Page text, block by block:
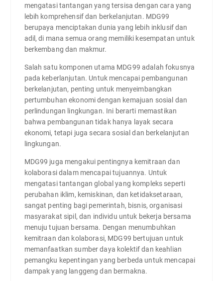
mengatasi tantangan yang tersisa dengan cara yang
lebih komprehensif dan berkelanjutan. MDG99
berupaya menciptakan dunia yang lebih inklusif dan
adil, di mana semua orang memiliki kesempatan untuk
berkembang dan makmur.
Salah satu komponen utama MDG99 adalah fokusnya
pada keberlanjutan. Untuk mencapai pembangunan
berkelanjutan, penting untuk menyeimbangkan
pertumbuhan ekonomi dengan kemajuan sosial dan
perlindungan lingkungan. Ini berarti memastikan
bahwa pembangunan tidak hanya layak secara
ekonomi, tetapi juga secara sosial dan berkelanjutan
lingkungan.
MDG99 juga mengakui pentingnya kemitraan dan
kolaborasi dalam mencapai tujuannya. Untuk
mengatasi tantangan global yang kompleks seperti
perubahan iklim, kemiskinan, dan ketidaksetaraan,
sangat penting bagi pemerintah, bisnis, organisasi
masyarakat sipil, dan individu untuk bekerja bersama
menuju tujuan bersama. Dengan menumbuhkan
kemitraan dan kolaborasi, MDG99 bertujuan untuk
memanfaatkan sumber daya kolektif dan keahlian
pemangku kepentingan yang berbeda untuk mencapai
dampak yang langgeng dan bermakna.